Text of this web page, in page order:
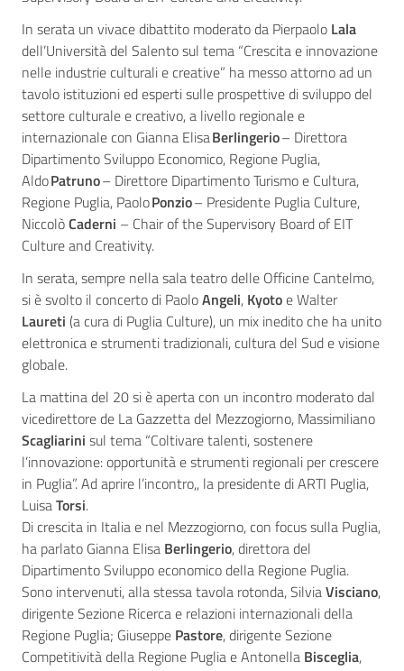
In serata un vivace dibattito moderato da Pierpaolo Lala
dell’Università del Salento sul tema “Crescita e innovazione
nelle industrie culturali e creative” ha messo attorno ad un
tavolo istituzioni ed esperti sulle prospettive di sviluppo del
settore culturale e creativo, a livello regionale e
internazionale con Gianna ElisaBerlingerio– Direttora
Dipartimento Sviluppo Economico, Regione Puglia,
AldoPatruno– Direttore Dipartimento Turismo e Cultura,
Regione Puglia, PaoloPonzio– Presidente Puglia Culture,
NiccolòCaderni – Chair of the Supervisory Board of EIT
Culture and Creativity.
In serata, sempre nella sala teatro delle Officine Cantelmo,
si è svolto il concerto di PaoloAngeli, Kyotoe Walter
Laureti (a cura di Puglia Culture), un mix inedito che ha unito
elettronica e strumenti tradizionali, cultura del Sud e visione
globale.
La mattina del 20 si è aperta con un incontro moderato dal
vicedirettore de La Gazzetta del Mezzogiorno, Massimiliano
Scagliarini sul tema “Coltivare talenti, sostenere
l’innovazione: opportunità e strumenti regionali per crescere
in Puglia”. Ad aprire l’incontro,, la presidente di ARTI Puglia,
LuisaTorsi.
Di crescita in Italia e nel Mezzogiorno, con focus sulla Puglia,
ha parlato Gianna Elisa Berlingerio, direttora del
Dipartimento Sviluppo economico della Regione Puglia.
Sono intervenuti, alla stessa tavola rotonda, SilviaVisciano,
dirigente Sezione Ricerca e relazioni internazionali della
Regione Puglia; Giuseppe Pastore, dirigente Sezione
Competitività della Regione Puglia e Antonella Bisceglia,